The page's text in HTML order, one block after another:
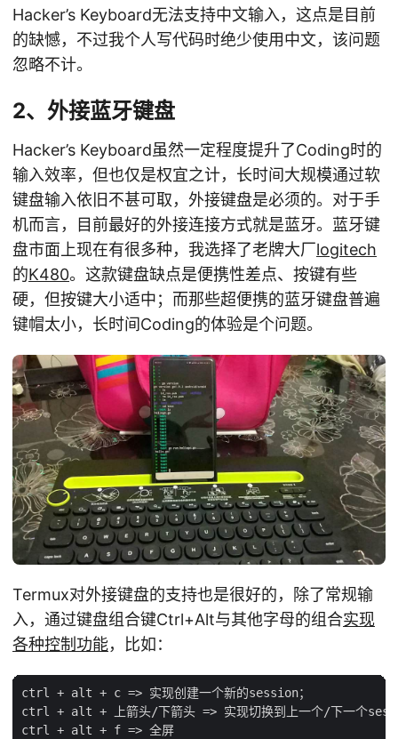
Hacker’s Keyboard无法支持中文输入，这点是目前
的缺憾，不过我个人写代码时绝少使用中文，该问题
忽略不计。
2、外接蓝牙键盘
Hacker’s Keyboard虽然一定程度提升了Coding时的
输入效率，但也仅是权宜之计，长时间大规模通过软
键盘输入依旧不甚可取，外接键盘是必须的。对于手
机而言，目前最好的外接连接方式就是蓝牙。蓝牙键
盘市面上现在有很多种，我选择了老牌大厂logitech
的K480。这款键盘缺点是便携性差点、按键有些
硬，但按键大小适中；而那些超便携的蓝牙键盘普遍
键帽太小，长时间Coding的体验是个问题。
Termux对外接键盘的支持也是很好的，除了常规输
入，通过键盘组合键Ctrl+Alt与其他字母的组合实现
各种控制功能，比如：
ctrl + alt + c => 实现创建一个新的session；
ctrl + alt + 上箭头/下箭头 => 实现切换到上一个/下一个
ctrl + alt + f => 全屏